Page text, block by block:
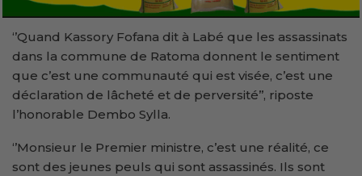
‘’Quand Kassory Fofana dit à Labé que les assassinats
dans la commune de Ratoma donnent le sentiment
que c’est une communauté qui est visée, c’est une
déclaration de lâcheté et de perversité’’, riposte
l’honorable Dembo Sylla.
‘’Monsieur le Premier ministre, c’est une réalité, ce
sont des jeunes peuls qui sont assassinés. Ils sont